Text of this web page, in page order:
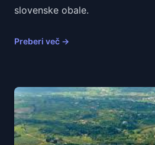
slovenske obale.
Preberi več →